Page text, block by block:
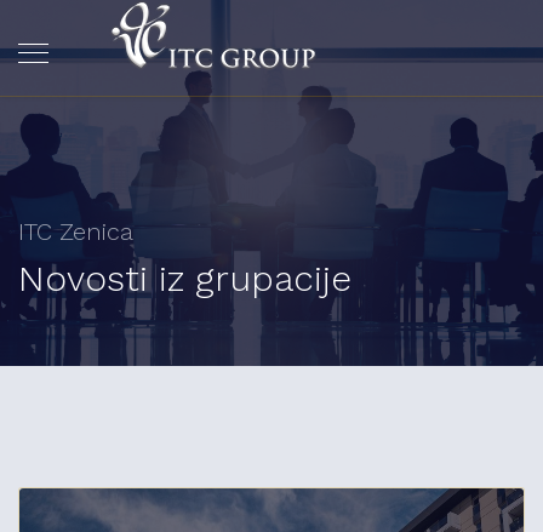
ITC Zenica
Novosti iz grupacije